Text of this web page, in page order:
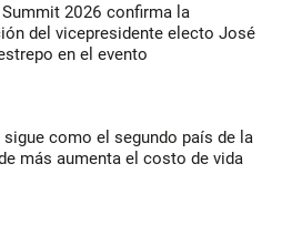
2026 confirma la
del vicepresidente electo José
en el evento
como el segundo país de la
más aumenta el costo de vida